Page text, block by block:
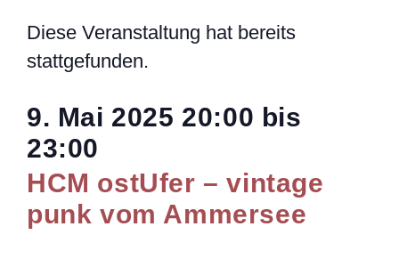
Diese Veranstaltung hat bereits
stattgefunden.
9. Mai 2025 20:00 bis
23:00
HCM ostUfer – vintage
punk vom Ammersee